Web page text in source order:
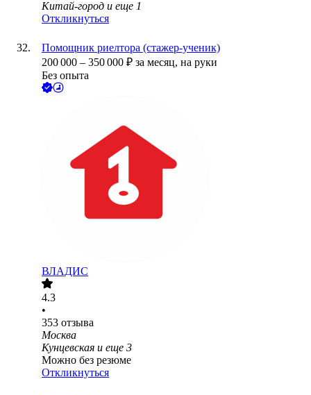
Китай-город и еще 1
Откликнуться
Помощник риелтора (стажер-ученик)
200 000 – 350 000 ₽ за месяц, на руки
Без опыта
ВЛАДИС
4.3
•
353 отзыва
Москва
Кунцевская и еще 3
Можно без резюме
Откликнуться